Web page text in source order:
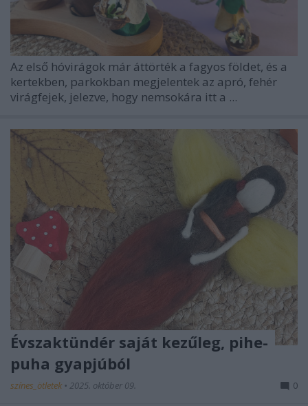
Az első hóvirágok már áttörték a fagyos földet, és a
kertekben, parkokban megjelentek az apró, fehér
virágfejek, jelezve, hogy nemsokára itt a ...
Évszaktündér saját kezűleg, pihe-
puha gyapjúból
színes_ötletek • 2025. október 09. 0